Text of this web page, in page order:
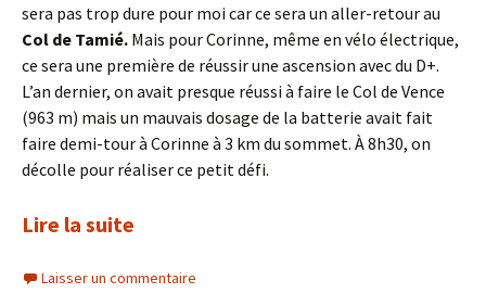
sera pas trop dure pour moi car ce sera un aller-retour au
Col de Tamié. Mais pour Corinne, même en vélo électrique,
ce sera une première de réussir une ascension avec du D+.
L’an dernier, on avait presque réussi à faire le Col de Vence
(963 m) mais un mauvais dosage de la batterie avait fait
faire demi-tour à Corinne à 3 km du sommet. À 8h30, on
décolle pour réaliser ce petit défi.
Lire la suite
Laisser un commentaire